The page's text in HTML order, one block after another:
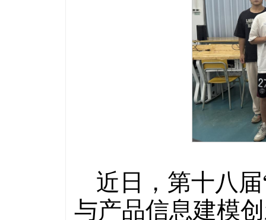
近日，第十八
与产品信息建模